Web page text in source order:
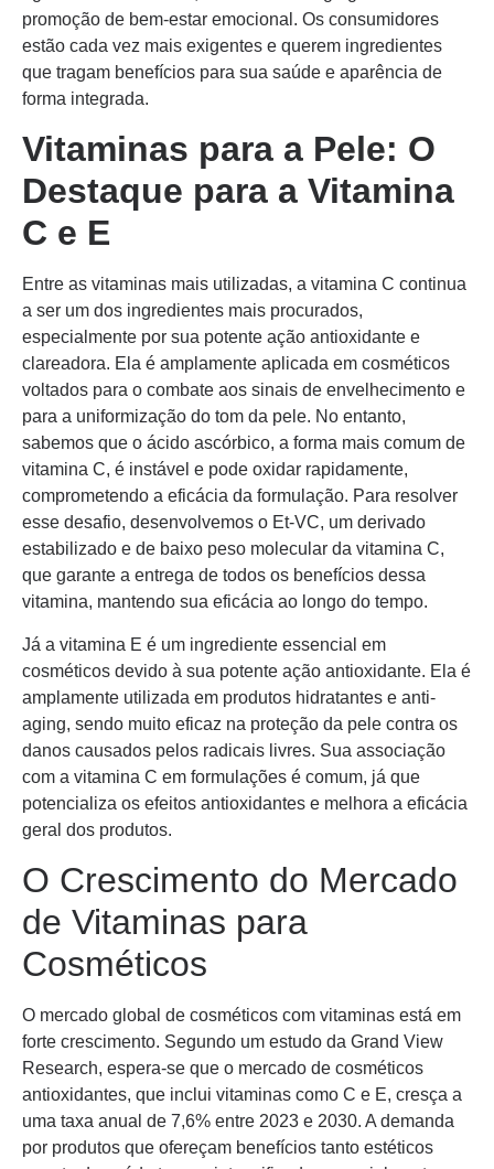
promoção de bem-estar emocional. Os consumidores
estão cada vez mais exigentes e querem ingredientes
que tragam benefícios para sua saúde e aparência de
forma integrada.
Vitaminas para a Pele: O
Destaque para a Vitamina
C e E
Entre as vitaminas mais utilizadas, a vitamina C continua
a ser um dos ingredientes mais procurados,
especialmente por sua potente ação antioxidante e
clareadora. Ela é amplamente aplicada em cosméticos
voltados para o combate aos sinais de envelhecimento e
para a uniformização do tom da pele. No entanto,
sabemos que o ácido ascórbico, a forma mais comum de
vitamina C, é instável e pode oxidar rapidamente,
comprometendo a eficácia da formulação. Para resolver
esse desafio, desenvolvemos o Et-VC, um derivado
estabilizado e de baixo peso molecular da vitamina C,
que garante a entrega de todos os benefícios dessa
vitamina, mantendo sua eficácia ao longo do tempo.
Já a vitamina E é um ingrediente essencial em
cosméticos devido à sua potente ação antioxidante. Ela é
amplamente utilizada em produtos hidratantes e anti-
aging, sendo muito eficaz na proteção da pele contra os
danos causados pelos radicais livres. Sua associação
com a vitamina C em formulações é comum, já que
potencializa os efeitos antioxidantes e melhora a eficácia
geral dos produtos.
O Crescimento do Mercado
de Vitaminas para
Cosméticos
O mercado global de cosméticos com vitaminas está em
forte crescimento. Segundo um estudo da Grand View
Research, espera-se que o mercado de cosméticos
antioxidantes, que inclui vitaminas como C e E, cresça a
uma taxa anual de 7,6% entre 2023 e 2030. A demanda
por produtos que ofereçam benefícios tanto estéticos